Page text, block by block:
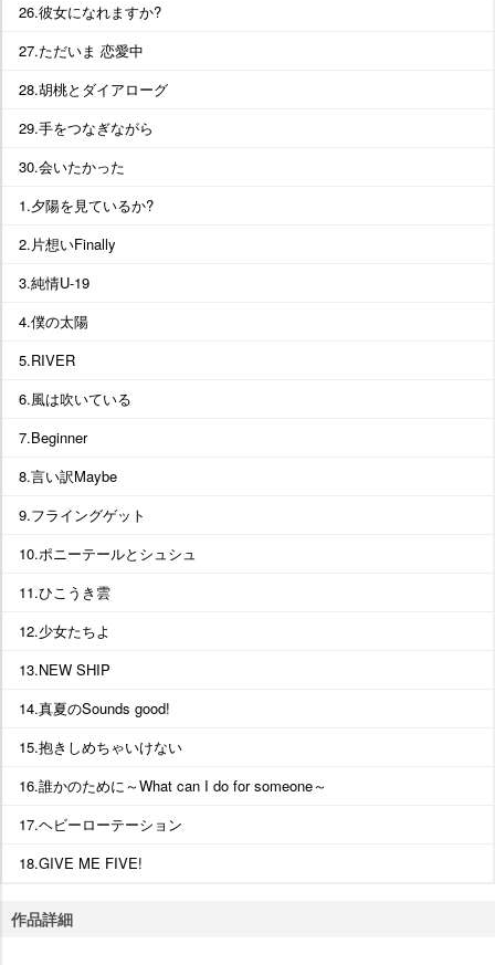
26.彼女になれますか?
27.ただいま 恋愛中
28.胡桃とダイアローグ
29.手をつなぎながら
30.会いたかった
1.夕陽を見ているか?
2.片想いFinally
3.純情U-19
4.僕の太陽
5.RIVER
6.風は吹いている
7.Beginner
8.言い訳Maybe
9.フライングゲット
10.ポニーテールとシュシュ
11.ひこうき雲
12.少女たちよ
13.NEW SHIP
14.真夏のSounds good!
15.抱きしめちゃいけない
16.誰かのために～What can I do for someone～
17.ヘビーローテーション
18.GIVE ME FIVE!
作品詳細